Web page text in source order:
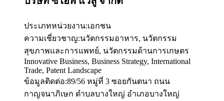
ประเภทหน่วยงาน:เอกชน
ความเชี่ยวชาญ:นวัตกรรมอาหาร, นวัตกรรม
สุขภาพและการแพทย์, นวัตกรรมด้านการเกษตร
Innovative Business, Business Strategy, International
Trade, Patent Landscape
ข้อมูลติดต่อ:89/56 หมู่ที่ 3 ซอยกันตนา ถนน
กาญจนาภิเษก ตำบลบางใหญ่ อำเภอบางใหญ่